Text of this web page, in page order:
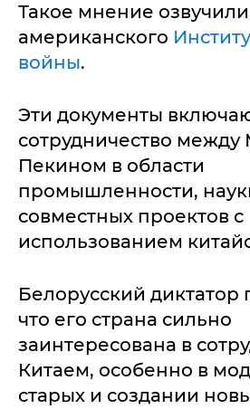
Такое мнение
американского
войны.
Эти документы
сотрудничество
Пекином в области
промышленности,
совместных проектов с
использованием
Белорусский диктатор
что его страна сильно
заинтересована в
Китаем, особенно в
старых и создании